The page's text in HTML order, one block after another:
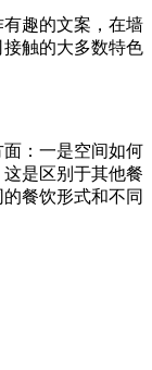
趣的文案，在墙
接触的大多数特色
：一是空间如何
是区别于其他餐
餐饮形式和不同